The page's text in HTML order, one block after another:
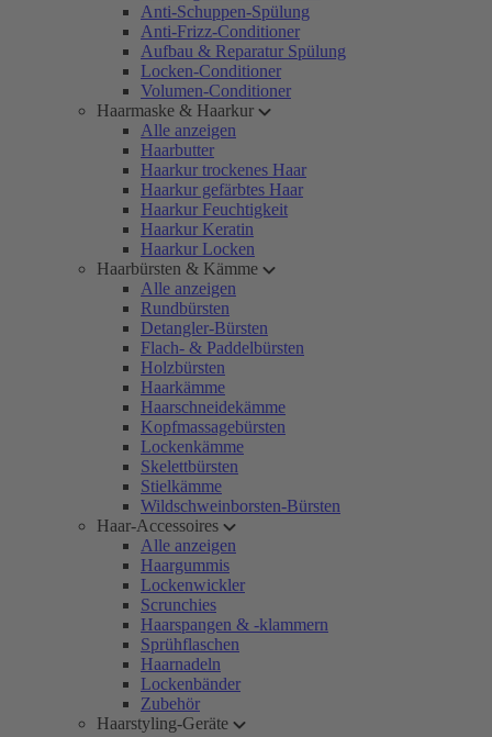
Anti-Schuppen-Spülung
Anti-Frizz-Conditioner
Aufbau & Reparatur Spülung
Locken-Conditioner
Volumen-Conditioner
Haarmaske & Haarkur
Alle anzeigen
Haarbutter
Haarkur trockenes Haar
Haarkur gefärbtes Haar
Haarkur Feuchtigkeit
Haarkur Keratin
Haarkur Locken
Haarbürsten & Kämme
Alle anzeigen
Rundbürsten
Detangler-Bürsten
Flach- & Paddelbürsten
Holzbürsten
Haarkämme
Haarschneidekämme
Kopfmassagebürsten
Lockenkämme
Skelettbürsten
Stielkämme
Wildschweinborsten-Bürsten
Haar-Accessoires
Alle anzeigen
Haargummis
Lockenwickler
Scrunchies
Haarspangen & -klammern
Sprühflaschen
Haarnadeln
Lockenbänder
Zubehör
Haarstyling-Geräte